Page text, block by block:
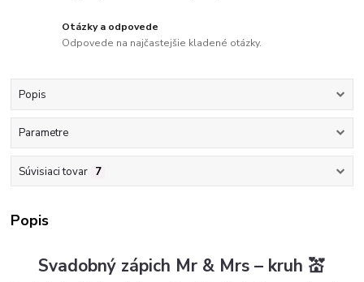
Otázky a odpovede
Odpovede na najčastejšie kladené otázky.
Popis
Parametre
Súvisiaci tovar 7
Popis
Svadobný zápich Mr & Mrs – kruh 💒